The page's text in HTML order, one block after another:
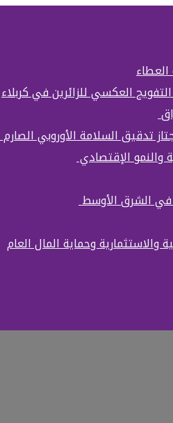
العطاء
العكسي للزائرين في كربلاء
تدقيق السلامة الأوروبي
والنمو الإقتصادي
في الشرق الأوسط
والاستثمارية وحماية المال العام